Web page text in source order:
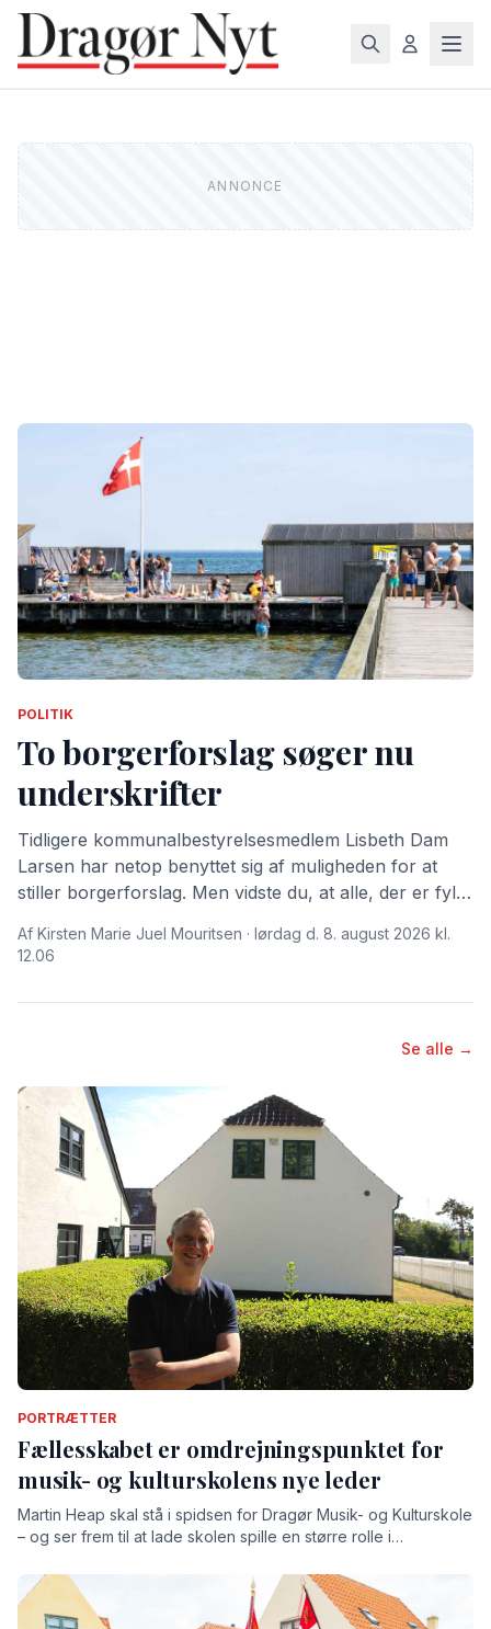
POLITIK
To borgerforslag søger nu
underskrifter
Tidligere kommunalbestyrelsesmedlem Lisbeth Dam
Larsen har netop benyttet sig af muligheden for at
stiller borgerforslag. Men vidste du, at alle, der er fyldt
borgerforslag?
Af Kirsten Marie Juel Mouritsen · lørdag d. 8. august 2026 kl.
12.06
Se alle →
PORTRÆTTER
Fællesskabet er omdrejningspunktet for
musik- og kulturskolens nye leder
Martin Heap skal stå i spidsen for Dragør Musik- og Kulturskole
– og ser frem til at lade skolen spille en større rolle i